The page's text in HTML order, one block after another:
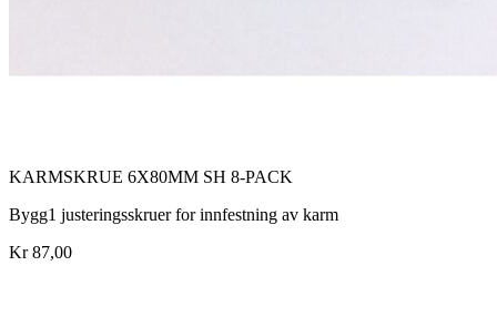
KARMSKRUE 6X80MM SH 8-PACK
Bygg1 justeringsskruer for innfestning av karm
Kr 87,00